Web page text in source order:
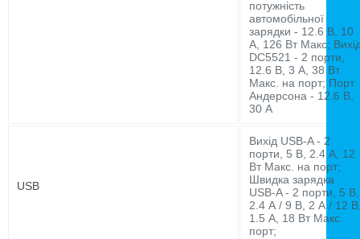
потужність
автомобільної
зарядки - 12.6 В, 10
А, 126 Вт Макс;
DC5521 - 2 порти,
12.6 В, 3 А, 38 Вт
Макс. на порт; Порт
Андерсона - 12.6 В,
30 А
USB
Вихід USB-A - 2
порти, 5 В, 2.4 А, 12
Вт Макс. на порт;
Швидка зарядка
USB-A - 2 порти, 5 В,
2.4 А / 9 В, 2 А / 12
1.5 А, 18 Вт Макс.
порт;